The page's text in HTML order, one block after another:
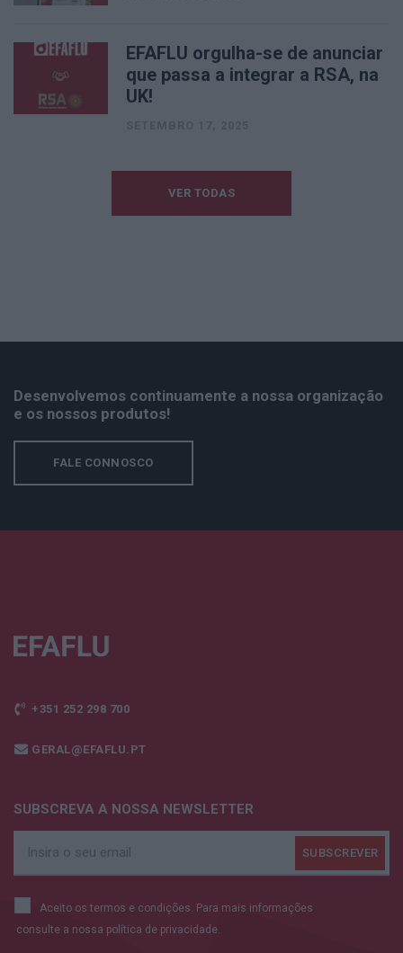
EFAFLU orgulha-se de anunciar
que passa a integrar a RSA, na
UK!
VER TODAS
Desenvolvemos continuamente a nossa organização
e os nossos produtos!
FALE CONNOSCO
+351 252 298 700
GERAL@EFAFLU.PT
SUBSCREVA A NOSSA NEWSLETTER
Aceito os termos e condições. Para mais informações
consulte a nossa política de privacidade.